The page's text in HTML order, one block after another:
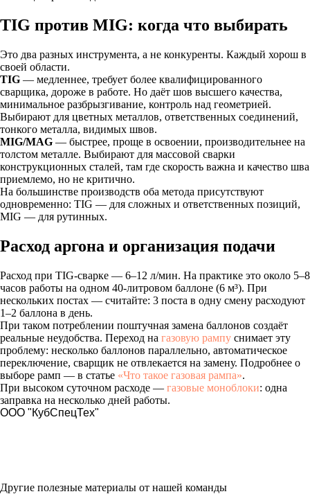
TIG против MIG: когда что выбирать
Это два разных инструмента, а не конкуренты. Каждый хорош в
своей области.
TIG — медленнее, требует более квалифицированного
сварщика, дороже в работе. Но даёт шов высшего качества,
минимальное разбрызгивание, контроль над геометрией.
Выбирают для цветных металлов, ответственных соединений,
тонкого металла, видимых швов.
MIG/MAG — быстрее, проще в освоении, производительнее на
толстом металле. Выбирают для массовой сварки
конструкционных сталей, там где скорость важна и качество шва
приемлемо, но не критично.
На большинстве производств оба метода присутствуют
одновременно: TIG — для сложных и ответственных позиций,
MIG — для рутинных.
Расход аргона и организация подачи
Расход при TIG-сварке — 6–12 л/мин. На практике это около 5–8
часов работы на одном 40-литровом баллоне (6 м³). При
нескольких постах — считайте: 3 поста в одну смену расходуют
1–2 баллона в день.
При таком потреблении поштучная замена баллонов создаёт
реальные неудобства. Переход на газовую рампу снимает эту
проблему: несколько баллонов параллельно, автоматическое
переключение, сварщик не отвлекается на замену. Подробнее о
выборе рамп — в статье «Что такое газовая рампа».
При высоком суточном расходе — газовые моноблоки: одна
заправка на несколько дней работы.
ООО "КубСпецТех"
Другие полезные материалы от нашей команды